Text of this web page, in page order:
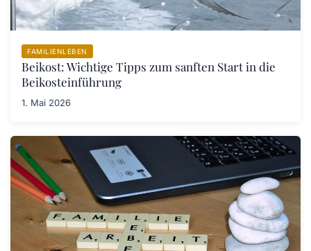
FAMILIENLEBEN
Beikost: Wichtige Tipps zum sanften Start in die
Beikosteinführung
1. Mai 2026